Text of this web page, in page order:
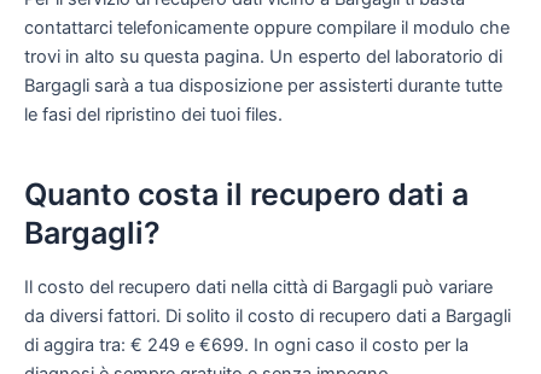
contattarci telefonicamente oppure compilare il modulo che
trovi in alto su questa pagina. Un esperto del laboratorio di
Bargagli sarà a tua disposizione per assisterti durante tutte
le fasi del ripristino dei tuoi files.
Quanto costa il recupero dati a
Bargagli?
Il costo del recupero dati nella città di Bargagli può variare
da diversi fattori. Di solito il costo di recupero dati a Bargagli
di aggira tra: € 249 e €699. In ogni caso il costo per la